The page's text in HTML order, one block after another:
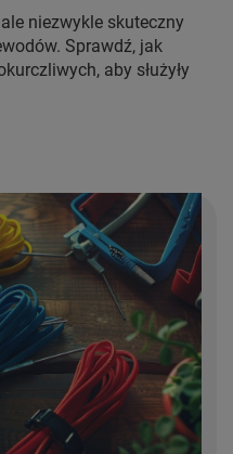
niezwykle skuteczny
Sprawdź, jak
aby służyły